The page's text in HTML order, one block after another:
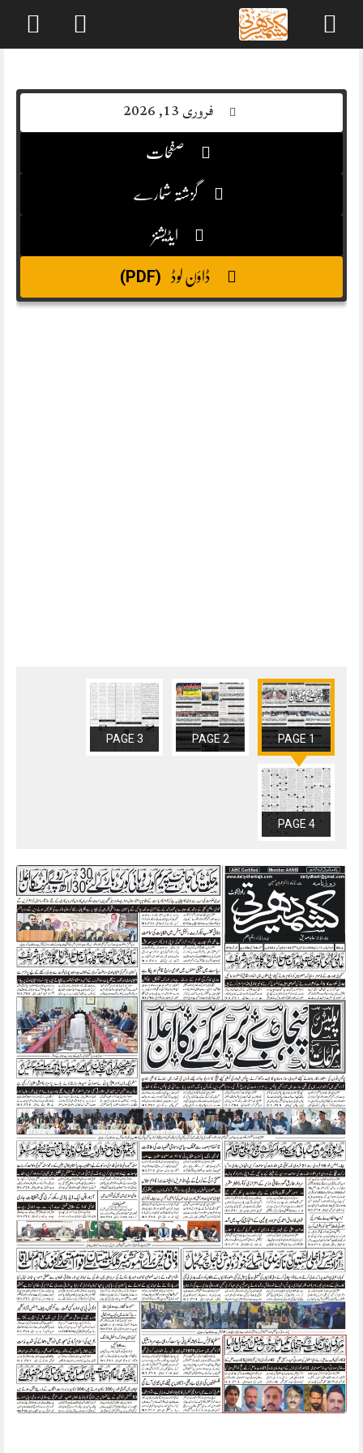
Skip
فروری 13, 2026
صفحات
گزشتہ شمارے
ایڈیشنز
ڈاؤن لوڈ (PDF)
PAGE 1
PAGE 2
PAGE 3
PAGE 4